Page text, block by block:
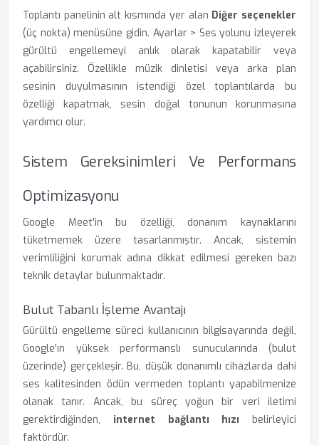
Toplantı panelinin alt kısmında yer alan Diğer seçenekler
(üç nokta) menüsüne gidin. Ayarlar > Ses yolunu izleyerek
gürültü engellemeyi anlık olarak kapatabilir veya
açabilirsiniz. Özellikle müzik dinletisi veya arka plan
sesinin duyulmasının istendiği özel toplantılarda bu
özelliği kapatmak, sesin doğal tonunun korunmasına
yardımcı olur.
Sistem Gereksinimleri Ve Performans
Optimizasyonu
Google Meet'in bu özelliği, donanım kaynaklarını
tüketmemek üzere tasarlanmıştır. Ancak, sistemin
verimliliğini korumak adına dikkat edilmesi gereken bazı
teknik detaylar bulunmaktadır.
Bulut Tabanlı İşleme Avantajı
Gürültü engelleme süreci kullanıcının bilgisayarında değil,
Google'ın yüksek performanslı sunucularında (bulut
üzerinde) gerçekleşir. Bu, düşük donanımlı cihazlarda dahi
ses kalitesinden ödün vermeden toplantı yapabilmenize
olanak tanır. Ancak, bu süreç yoğun bir veri iletimi
gerektirdiğinden, internet bağlantı hızı belirleyici
faktördür.